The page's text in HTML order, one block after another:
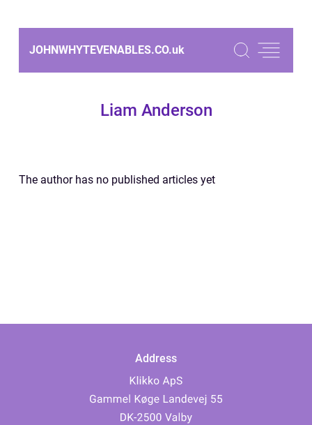
JOHNWHYTEVENABLES.CO.uk
Liam Anderson
The author has no published articles yet
Address